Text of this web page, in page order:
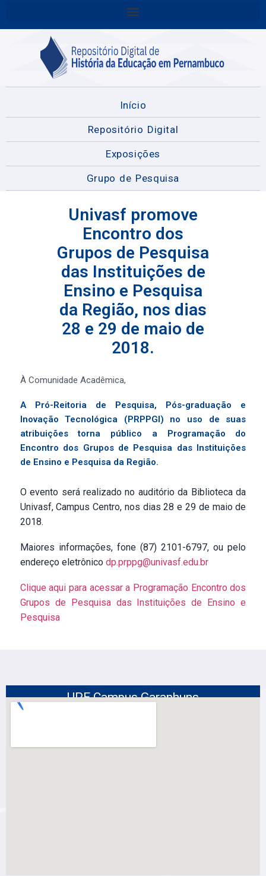
Início
Repositório Digital
Exposições
Grupo de Pesquisa
Univasf promove
Encontro dos
Grupos de Pesquisa
das Instituições de
Ensino e Pesquisa
da Região, nos dias
28 e 29 de maio de
2018.
À Comunidade Acadêmica,
A Pró-Reitoria de Pesquisa, Pós-graduação e
Inovação Tecnológica (PRPPGI) no uso de suas
atribuições torna público a Programação do
Encontro dos Grupos de Pesquisa das Instituições
de Ensino e Pesquisa da Região.
O evento será realizado no auditório da Biblioteca da
Univasf, Campus Centro, nos dias 28 e 29 de maio de
2018.
Maiores informações, fone (87) 2101-6797, ou pelo
endereço eletrônico dp.prppg@univasf.edu.br
Clique aqui para acessar a Programação Encontro dos
Grupos de Pesquisa das Instituições de Ensino e
Pesquisa
UPE Campus Garanhuns